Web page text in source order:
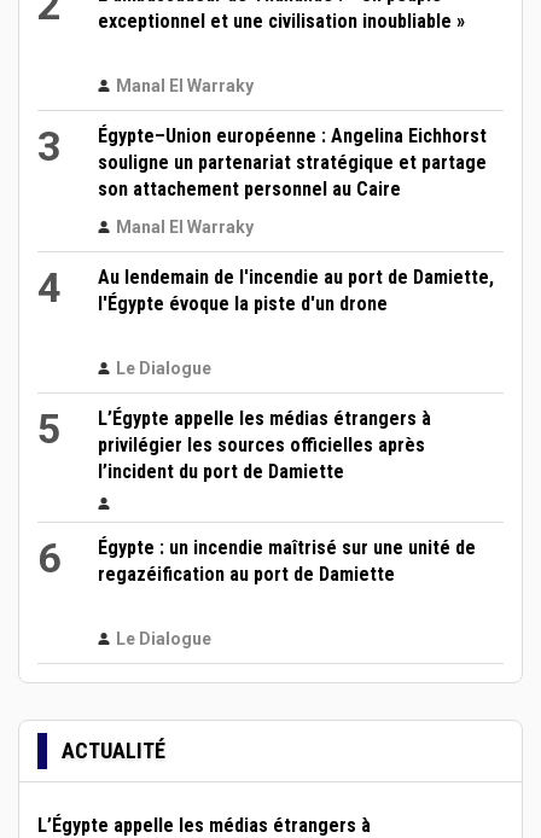
exceptionnel et une civilisation inoubliable »
Manal El Warraky
3
Égypte–Union européenne : Angelina Eichhorst
souligne un partenariat stratégique et partage
son attachement personnel au Caire
Manal El Warraky
4
Au lendemain de l'incendie au port de Damiette,
l'Égypte évoque la piste d'un drone
Le Dialogue
5
L’Égypte appelle les médias étrangers à
privilégier les sources officielles après
l’incident du port de Damiette
6
Égypte : un incendie maîtrisé sur une unité de
regazéification au port de Damiette
Le Dialogue
ACTUALITÉ
L’Égypte appelle les médias étrangers à